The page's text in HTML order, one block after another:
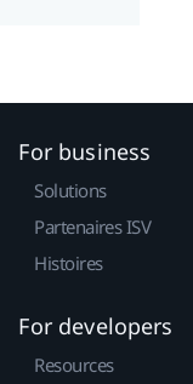
For business
Solutions
Partenaires ISV
Histoires
For developers
Resources